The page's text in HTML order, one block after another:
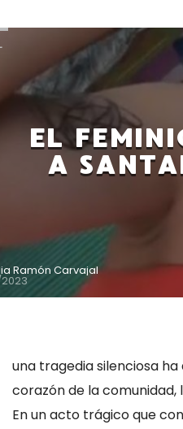
EL
A
Ramón Carvajal
una tragedia silenciosa
corazón de la comunidad,
En un acto trágico que